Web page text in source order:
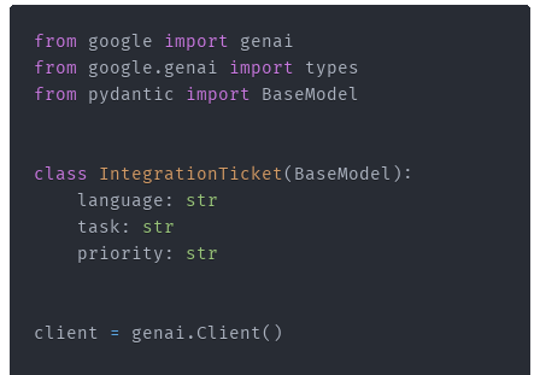
from google import
from google . genai import
from pydantic import
class IntegrationTicket( BaseModel ) :
    language
:
str
    task
:
str
    priority
: str
client = genai . Client( )